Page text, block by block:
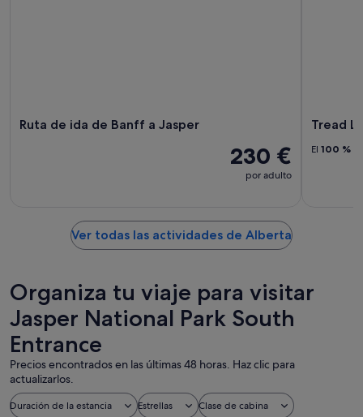
Ruta de ida de Banff a Jasper
230 €
por adulto
Tread
El 100 %
Ver todas las actividades de Alberta
Organiza tu viaje para visitar
Jasper National Park South
Entrance
Precios encontrados en las últimas 48 horas. Haz clic para
actualizarlos.
Duración de la estancia Estrellas
Clase de cabina